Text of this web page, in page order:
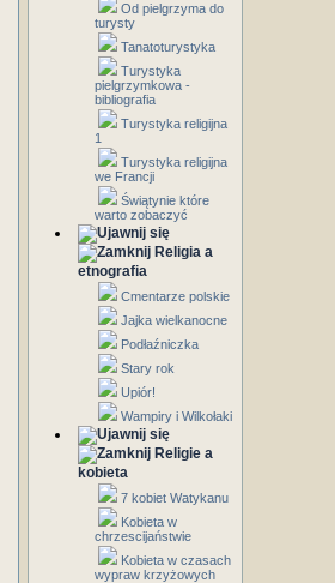
Od pielgrzyma do
turysty
Tanatoturystyka
Turystyka
pielgrzymkowa -
bibliografia
Turystyka religijna
1
Turystyka religijna
we Francji
Świątynie które
warto zobaczyć
Religia a
etnografia
Cmentarze polskie
Jajka wielkanocne
Podłaźniczka
Stary rok
Upiór!
Wampiry i Wilkołaki
Religie a
kobieta
7 kobiet Watykanu
Kobieta w
chrzescijaństwie
Kobieta w czasach
wypraw krzyżowych